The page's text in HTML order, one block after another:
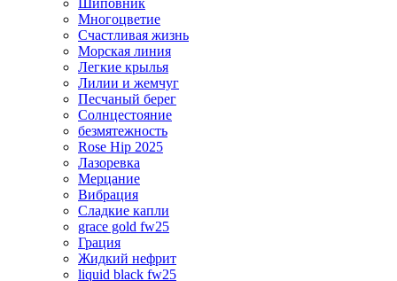
Шиповник
Многоцветие
Счастливая жизнь
Морская линия
Легкие крылья
Лилии и жемчуг
Песчаный берег
Солнцестояние
безмятежность
Rose Hip 2025
Лазоревка
Мерцание
Вибрация
Сладкие капли
grace gold fw25
Грация
Жидкий нефрит
liquid black fw25